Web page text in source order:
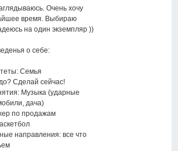
Очень хочу
время. Выбираю
на один экземпляр ))
о себе:
Семья
Сделай сейчас!
Музыка (ударные
дача)
по продажам
направления: все что